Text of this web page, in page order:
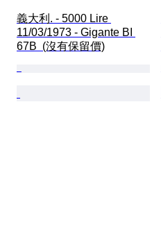
義大利. - 5000 Lire
11/03/1973 - Gigante BI
67B  (沒有保留價)